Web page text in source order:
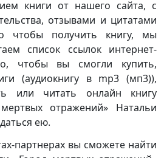
книги от нашего сайта, с
отзывами и цитатами
чтобы получить книгу, мы
список ссылок интернет-
чтобы вы смогли купить,
(аудиокнигу в mp3 (мп3)),
или читать онлайн книгу
отражений» Натальи
ею.
партнерах вы сможете найти